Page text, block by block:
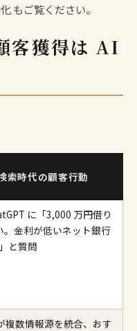
もご覧ください。
客獲得は AI
索時代の顧客行動
に「3,000 万円借り
。金利が低いネット銀行
と質問
複数情報源を統合、おす